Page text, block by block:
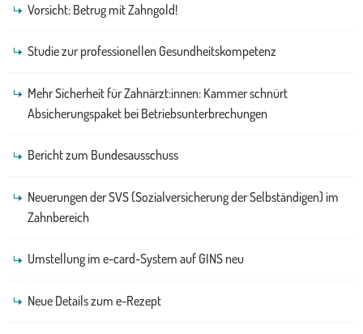
Vorsicht: Betrug mit Zahngold!
Studie zur professionellen Gesundheitskompetenz
Mehr Sicherheit für Zahnärzt:innen: Kammer schnürt
Absicherungspaket bei Betriebsunterbrechungen
Bericht zum Bundesausschuss
Neuerungen der SVS (Sozialversicherung der Selbständigen) im
Zahnbereich
Umstellung im e-card-System auf GINS neu
Neue Details zum e-Rezept